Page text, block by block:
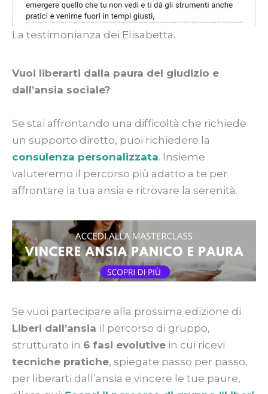
La testimonianza dei Elisabetta.
Vuoi liberarti dalla paura del giudizio e
dall’ansia sociale?
Se stai affrontando una difficoltà che richiede
un supporto diretto, puoi richiedere la
consulenza personalizzata. Insieme
valuteremo il percorso più adatto a te per
affrontare la tua ansia e ritrovare la serenità.
Se vuoi partecipare alla prossima edizione di
Liberi dall’ansia il percorso di gruppo,
strutturato in 6 fasi evolutive in cui ricevi
tecniche pratiche, spiegate passo per passo,
per liberarti dall’ansia e vincere le tue paure,